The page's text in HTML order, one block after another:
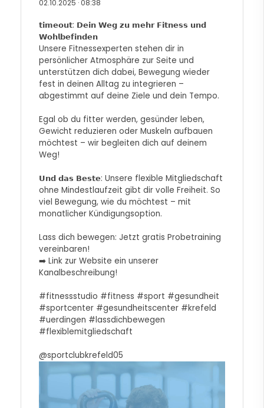
02.10.2025 · 08:38
𝘁𝗶𝗺𝗲𝗼𝘂𝘁: 𝗗𝗲𝗶𝗻 𝗪𝗲𝗴 𝘇𝘂 𝗺𝗲𝗵𝗿 𝗙𝗶𝘁𝗻𝗲𝘀𝘀 𝘂𝗻𝗱
𝗪𝗼𝗵𝗹𝗯𝗲𝗳𝗶𝗻𝗱𝗲𝗻
Unsere Fitnessexperten stehen dir in
persönlicher Atmosphäre zur Seite und
unterstützen dich dabei, Bewegung wieder
fest in deinen Alltag zu integrieren –
abgestimmt auf deine Ziele und dein Tempo.
Egal ob du fitter werden, gesünder leben,
Gewicht reduzieren oder Muskeln aufbauen
möchtest – wir begleiten dich auf deinem
Weg!
𝗨𝗻𝗱 𝗱𝗮𝘀 𝗕𝗲𝘀𝘁𝗲: Unsere flexible Mitgliedschaft
ohne Mindestlaufzeit gibt dir volle Freiheit. So
viel Bewegung, wie du möchtest – mit
monatlicher Kündigungsoption.
Lass dich bewegen: Jetzt gratis Probetraining
vereinbaren!
➡️ Link zur Website ein unserer
Kanalbeschreibung!
#fitnessstudio #fitness #sport #gesundheit
#sportcenter #gesundheitscenter #krefeld
#uerdingen #lassdichbewegen
#flexiblemitgliedschaft
@sportclubkrefeld05